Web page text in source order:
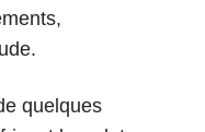
quelques